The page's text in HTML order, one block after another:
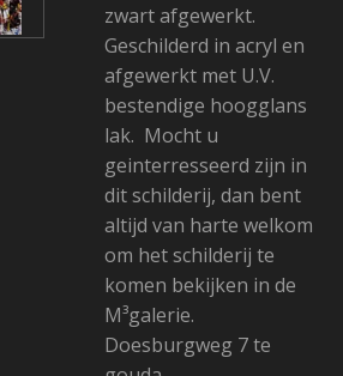
zwart afgewerkt.
Geschilderd in acryl en
afgewerkt met U.V.
bestendige hoogglans
lak. Mocht u
geinterresseerd zijn in
dit schilderij, dan bent
altijd van harte welkom
om het schilderij te
komen bekijken in de
M³galerie.
Doesburgweg 7 te